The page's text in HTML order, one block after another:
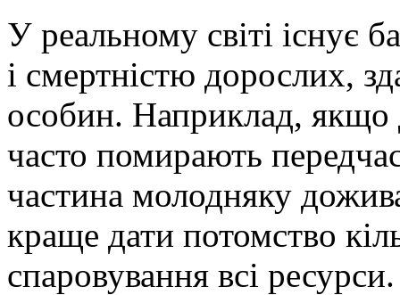
У реальному світі існує
і смертністю дорослих,
особин. Наприклад, якщо
часто помирають
частина молодняку
краще дати потомство
спаровування всі ресурси.